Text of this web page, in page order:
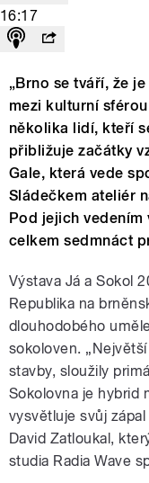
16:17
„Brno se tváří, že
mezi kulturní
několika lidí, kteří
přibližuje začátky
Gale, která vede
Sládečkem ateliér
Pod jejich
celkem sedmnáct
Výstava Já a Sokol
Republika na
dlouhodobého
sokoloven.
stavby, sloužily
Sokolovna je hybrid
vysvětluje svůj
David Zatloukal,
studia Radia Wave